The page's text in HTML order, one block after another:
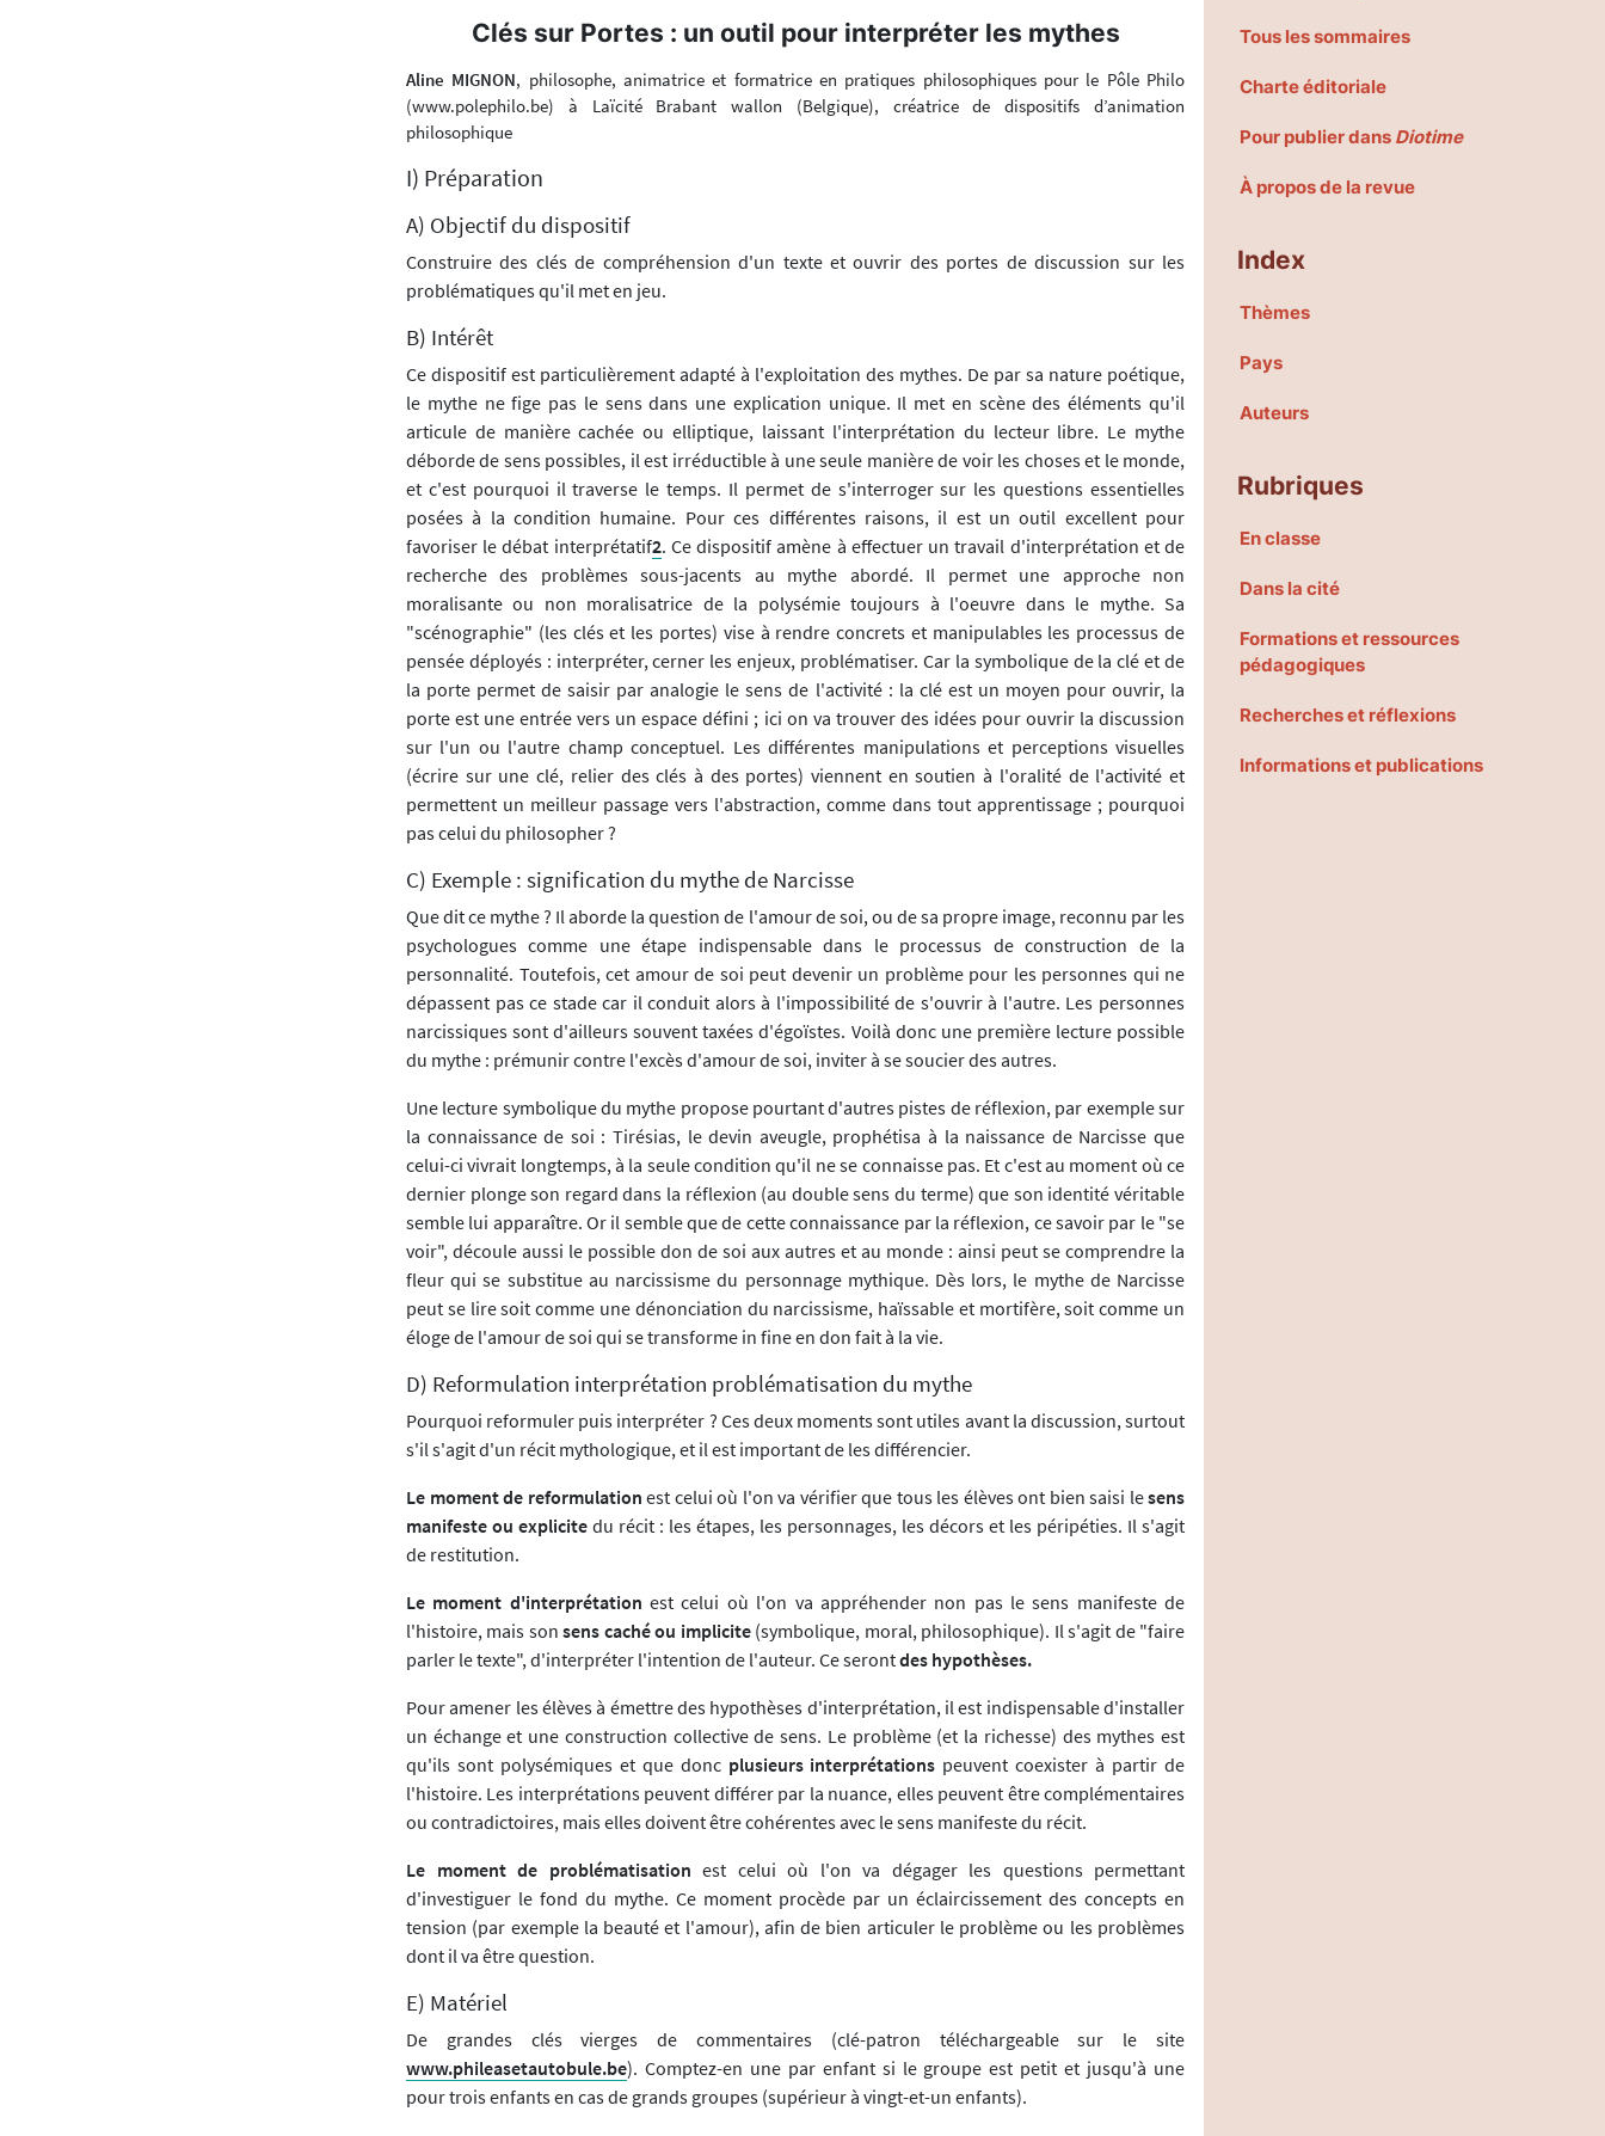
Clés sur Portes : un outil pour interpréter les mythes
Aline MIGNON, philosophe, animatrice et formatrice en pratiques philosophiques pour le Pôle Philo
(www.polephilo.be) à Laïcité Brabant wallon (Belgique), créatrice de dispositifs d’animation
philosophique
I) Préparation
A) Objectif du dispositif
Construire des clés de compréhension d'un texte et ouvrir des portes de discussion sur les
problématiques qu'il met en jeu.
B) Intérêt
Ce dispositif est particulièrement adapté à l'exploitation des mythes. De par sa nature poétique,
le mythe ne fige pas le sens dans une explication unique. Il met en scène des éléments qu'il
articule de manière cachée ou elliptique, laissant l'interprétation du lecteur libre. Le mythe
déborde de sens possibles, il est irréductible à une seule manière de voir les choses et le monde,
et c'est pourquoi il traverse le temps. Il permet de s'interroger sur les questions essentielles
posées à la condition humaine. Pour ces différentes raisons, il est un outil excellent pour
favoriser le débat interprétatif2. Ce dispositif amène à effectuer un travail d'interprétation et de
recherche des problèmes sous-jacents au mythe abordé. Il permet une approche non
moralisante ou non moralisatrice de la polysémie toujours à l'oeuvre dans le mythe. Sa
"scénographie" (les clés et les portes) vise à rendre concrets et manipulables les processus de
pensée déployés : interpréter, cerner les enjeux, problématiser. Car la symbolique de la clé et de
la porte permet de saisir par analogie le sens de l'activité : la clé est un moyen pour ouvrir, la
porte est une entrée vers un espace défini ; ici on va trouver des idées pour ouvrir la discussion
sur l'un ou l'autre champ conceptuel. Les différentes manipulations et perceptions visuelles
(écrire sur une clé, relier des clés à des portes) viennent en soutien à l'oralité de l'activité et
permettent un meilleur passage vers l'abstraction, comme dans tout apprentissage ; pourquoi
pas celui du philosopher ?
C) Exemple : signification du mythe de Narcisse
Que dit ce mythe ? Il aborde la question de l'amour de soi, ou de sa propre image, reconnu par les
psychologues comme une étape indispensable dans le processus de construction de la
personnalité. Toutefois, cet amour de soi peut devenir un problème pour les personnes qui ne
dépassent pas ce stade car il conduit alors à l'impossibilité de s'ouvrir à l'autre. Les personnes
narcissiques sont d'ailleurs souvent taxées d'égoïstes. Voilà donc une première lecture possible
du mythe : prémunir contre l'excès d'amour de soi, inviter à se soucier des autres.
Une lecture symbolique du mythe propose pourtant d'autres pistes de réflexion, par exemple sur
la connaissance de soi : Tirésias, le devin aveugle, prophétisa à la naissance de Narcisse que
celui-ci vivrait longtemps, à la seule condition qu'il ne se connaisse pas. Et c'est au moment où ce
dernier plonge son regard dans la réflexion (au double sens du terme) que son identité véritable
semble lui apparaître. Or il semble que de cette connaissance par la réflexion, ce savoir par le "se
voir", découle aussi le possible don de soi aux autres et au monde : ainsi peut se comprendre la
fleur qui se substitue au narcissisme du personnage mythique. Dès lors, le mythe de Narcisse
peut se lire soit comme une dénonciation du narcissisme, haïssable et mortifère, soit comme un
éloge de l'amour de soi qui se transforme in fine en don fait à la vie.
D) Reformulation interprétation problématisation du mythe
Pourquoi reformuler puis interpréter ? Ces deux moments sont utiles avant la discussion, surtout
s'il s'agit d'un récit mythologique, et il est important de les différencier.
Le moment de reformulation est celui où l'on va vérifier que tous les élèves ont bien saisi lesens
manifeste ou explicite du récit : les étapes, les personnages, les décors et les péripéties. Il s'agit
de restitution.
Le moment d'interprétation est celui où l'on va appréhender non pas le sens manifeste de
l'histoire, mais sonsens caché ou implicite (symbolique, moral, philosophique). Il s'agit de "faire
parler le texte", d'interpréter l'intention de l'auteur. Ce serontdes hypothèses.
Pour amener les élèves à émettre des hypothèses d'interprétation, il est indispensable d'installer
un échange et une construction collective de sens. Le problème (et la richesse) des mythes est
qu'ils sont polysémiques et que donc plusieurs interprétations peuvent coexister à partir de
l'histoire. Les interprétations peuvent différer par la nuance, elles peuvent être complémentaires
ou contradictoires, mais elles doivent être cohérentes avec le sens manifeste du récit.
Le moment de problématisation est celui où l'on va dégager les questions permettant
d'investiguer le fond du mythe. Ce moment procède par un éclaircissement des concepts en
tension (par exemple la beauté et l'amour), afin de bien articuler le problème ou les problèmes
dont il va être question.
E) Matériel
De grandes clés vierges de commentaires (clé-patron téléchargeable sur le site
www.phileasetautobule.be). Comptez-en une par enfant si le groupe est petit et jusqu'à une
pour trois enfants en cas de grands groupes (supérieur à vingt-et-un enfants).
Tous les sommaires
Charte éditoriale
Pour publier dans Diotime
À propos de la revue
Index
Thèmes
Pays
Auteurs
Rubriques
En classe
Dans la cité
Formations et ressources
pédagogiques
Recherches et réflexions
Informations et publications